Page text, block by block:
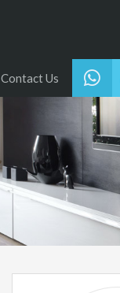
Contact Us